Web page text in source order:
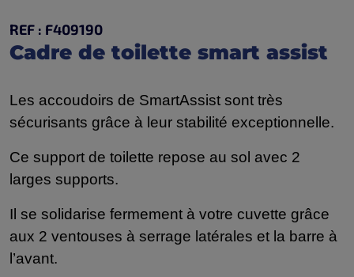
REF : F409190
Cadre de toilette smart assist
Les accoudoirs de SmartAssist sont très
sécurisants grâce à leur stabilité exceptionnelle.
Ce support de toilette repose au sol avec 2
larges supports.
Il se solidarise fermement à votre cuvette grâce
aux 2 ventouses à serrage latérales et la barre à
l’avant.